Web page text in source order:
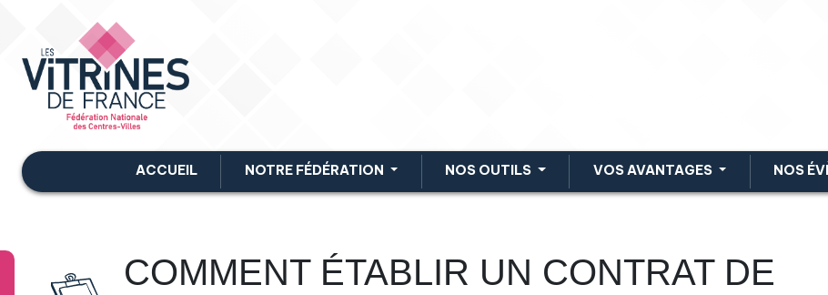
ACCUEIL NOTRE FÉDÉRATION NOS OUTILS VOS AVANTAGES NOS
COMMENT ÉTABLIR UN CONTRAT DE